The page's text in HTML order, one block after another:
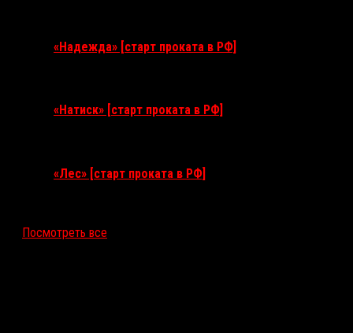
«Надежда» [старт проката в РФ]
«Натиск» [старт проката в РФ]
«Лес» [старт проката в РФ]
Посмотреть все